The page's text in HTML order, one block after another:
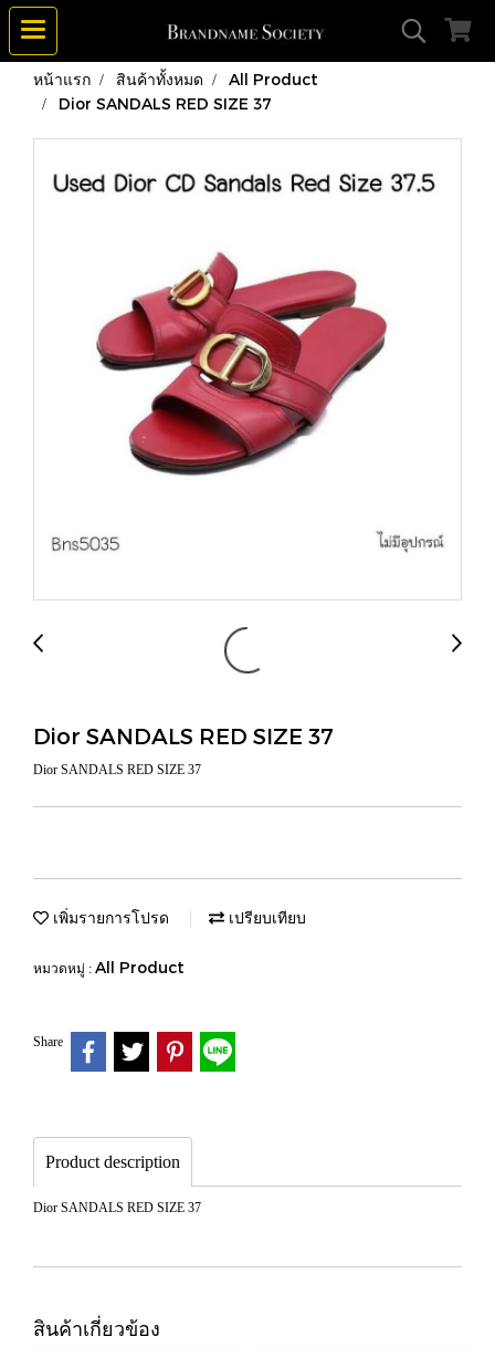
หน้าแรก สินค้าทั้งหมด
All Product
Dior SANDALS RED SIZE 37
Dior SANDALS RED SIZE 37
Dior SANDALS RED SIZE 37
เพิ่มรายการโปรด เปรียบเทียบ
หมวดหมู่ : All Product
Share
Product description
Dior SANDALS RED SIZE 37
สินค้าเกี่ยวข้อง